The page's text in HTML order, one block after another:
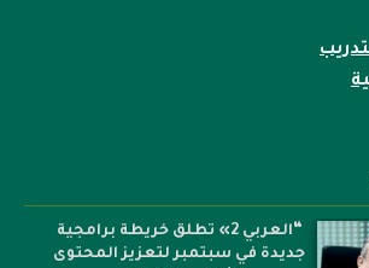
“العربي 2» تطلق خريطة برامجية
جديدة في سبتمبر لتعزيز المحتوى